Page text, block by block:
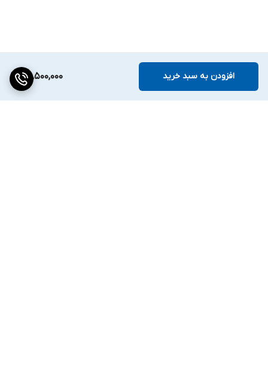
78,500,000 افزودن به سبد خرید